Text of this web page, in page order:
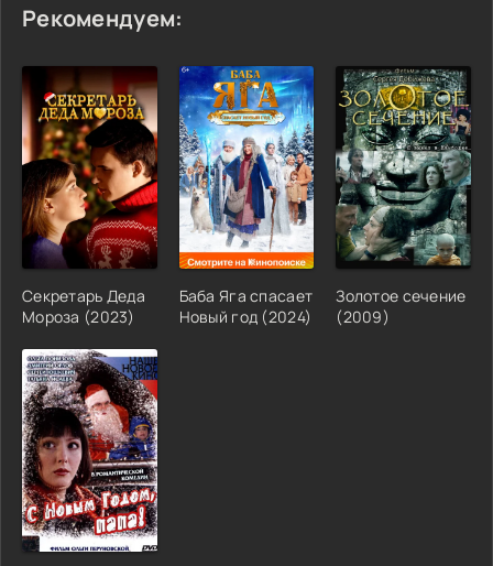
Рекомендуем:
Секретарь Деда
Мороза (2023)
Баба Яга спасает
Новый год (2024)
Золотое сечение
(2009)